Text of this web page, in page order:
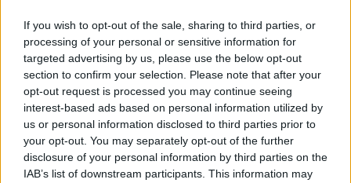
If you wish to opt-out of the sale, sharing to third parties, or
processing of your personal or sensitive information for
targeted advertising by us, please use the below opt-out
section to confirm your selection. Please note that after your
opt-out request is processed you may continue seeing
interest-based ads based on personal information utilized by
us or personal information disclosed to third parties prior to
your opt-out. You may separately opt-out of the further
disclosure of your personal information by third parties on the
IAB’s list of downstream participants. This information may
Deputados do PSD saúdam Banda
Sinfónica da ARMAB pelo 1º lugar no
certame internacional de Valência